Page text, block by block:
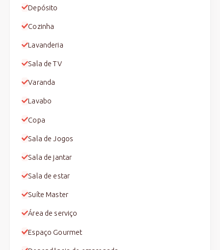
Depósito
Cozinha
Lavanderia
Sala de TV
Varanda
Lavabo
Copa
Sala de Jogos
Sala de jantar
Sala de estar
Suíte Master
Área de serviço
Espaço Gourmet